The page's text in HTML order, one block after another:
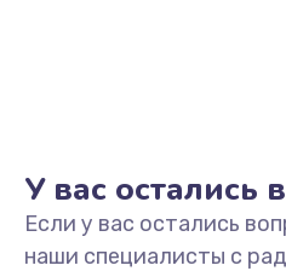
Замена
1800
У вас остались
Если у вас остались
наши специалисты с